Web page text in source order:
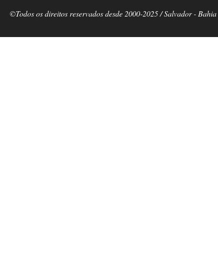
©Todos os direitos reservados desde 2000-2025 / Salvador -